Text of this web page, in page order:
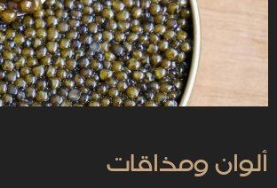
ألوان ومذاقات